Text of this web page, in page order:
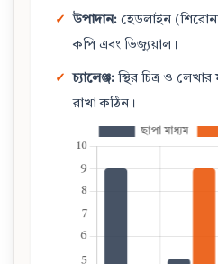
✓ উপাদান:হেডলাইন
কপি এবং ভিজ্যুয়াল।
✓ চ্যালেঞ্জ:স্থির চিত্র ও
রাখা কঠিন।